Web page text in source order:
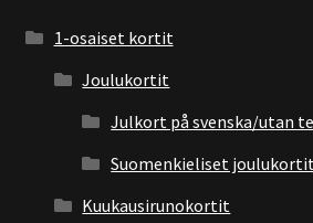
1-osaiset kortit
Joulukortit
Julkort på svenska/utan
Suomenkieliset
Kuukausirunokortit